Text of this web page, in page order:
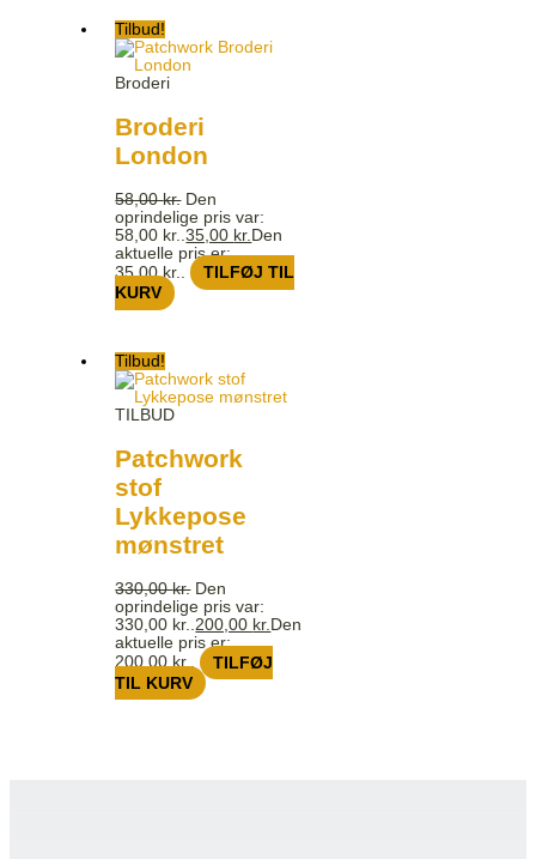
Tilbud!
Broderi
Broderi
London
58,00kr. Den
oprindelige pris var:
58,00 kr..35,00 kr. Den
aktuelle pris er:
35,00 kr..
TILFØJ TIL
KURV
Tilbud!
TILBUD
Patchwork
stof
Lykkepose
mønstret
330,00kr. Den
oprindelige pris var:
330,00 kr..200,00 kr. Den
aktuelle pris er:
200,00 kr..
TILFØJ
TIL KURV